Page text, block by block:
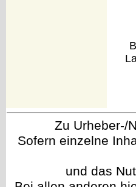
Zu Urheber-/
Sofern einzelne
und das